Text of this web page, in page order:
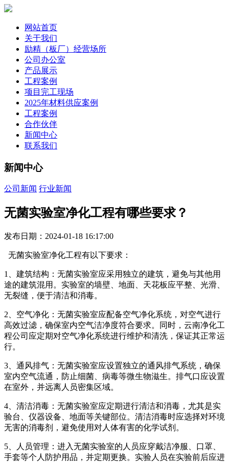
网站首页
关于我们
励精（板厂）经营场所
公司办公室
产品展示
工程案例
项目完工现场
2025年材料供应案例
工程案例
合作伙伴
新闻中心
联系我们
新闻中心
公司新闻 行业新闻
无菌实验室净化工程有哪些要求？
发布日期：2024-01-18 16:17:00
无菌实验室净化工程有以下要求：
1、建筑结构：无菌实验室应采用独立的建筑，避免与其他用
途的建筑混用。实验室的墙壁、地面、天花板应平整、光滑、
无裂缝，便于清洁和消毒。
2、空气净化：无菌实验室应配备空气净化系统，对空气进行
高效过滤，确保室内空气洁净度符合要求。同时，云南净化工
程公司应定期对空气净化系统进行维护和清洗，保证其正常运
行。
3、通风排气：无菌实验室应设置独立的通风排气系统，确保
室内空气流通，防止细菌、病毒等微生物滋生。排气口应设置
在室外，并远离人员密集区域。
4、清洁消毒：无菌实验室应定期进行清洁和消毒，尤其是实
验台、仪器设备、地面等关键部位。清洁消毒时应选择对环境
无害的消毒剂，避免使用对人体有害的化学试剂。
5、人员管理：进入无菌实验室的人员应穿戴洁净服、口罩、
手套等个人防护用品，并定期更换。实验人员在实验前后应进